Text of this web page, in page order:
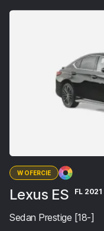
W OFERCIE
Lexus ES FL 2021
Sedan Prestige [18-]